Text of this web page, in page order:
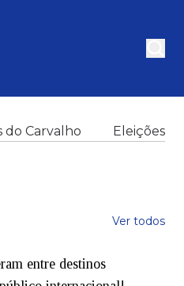
do Carvalho Eleições
Ver todos
entre destinos